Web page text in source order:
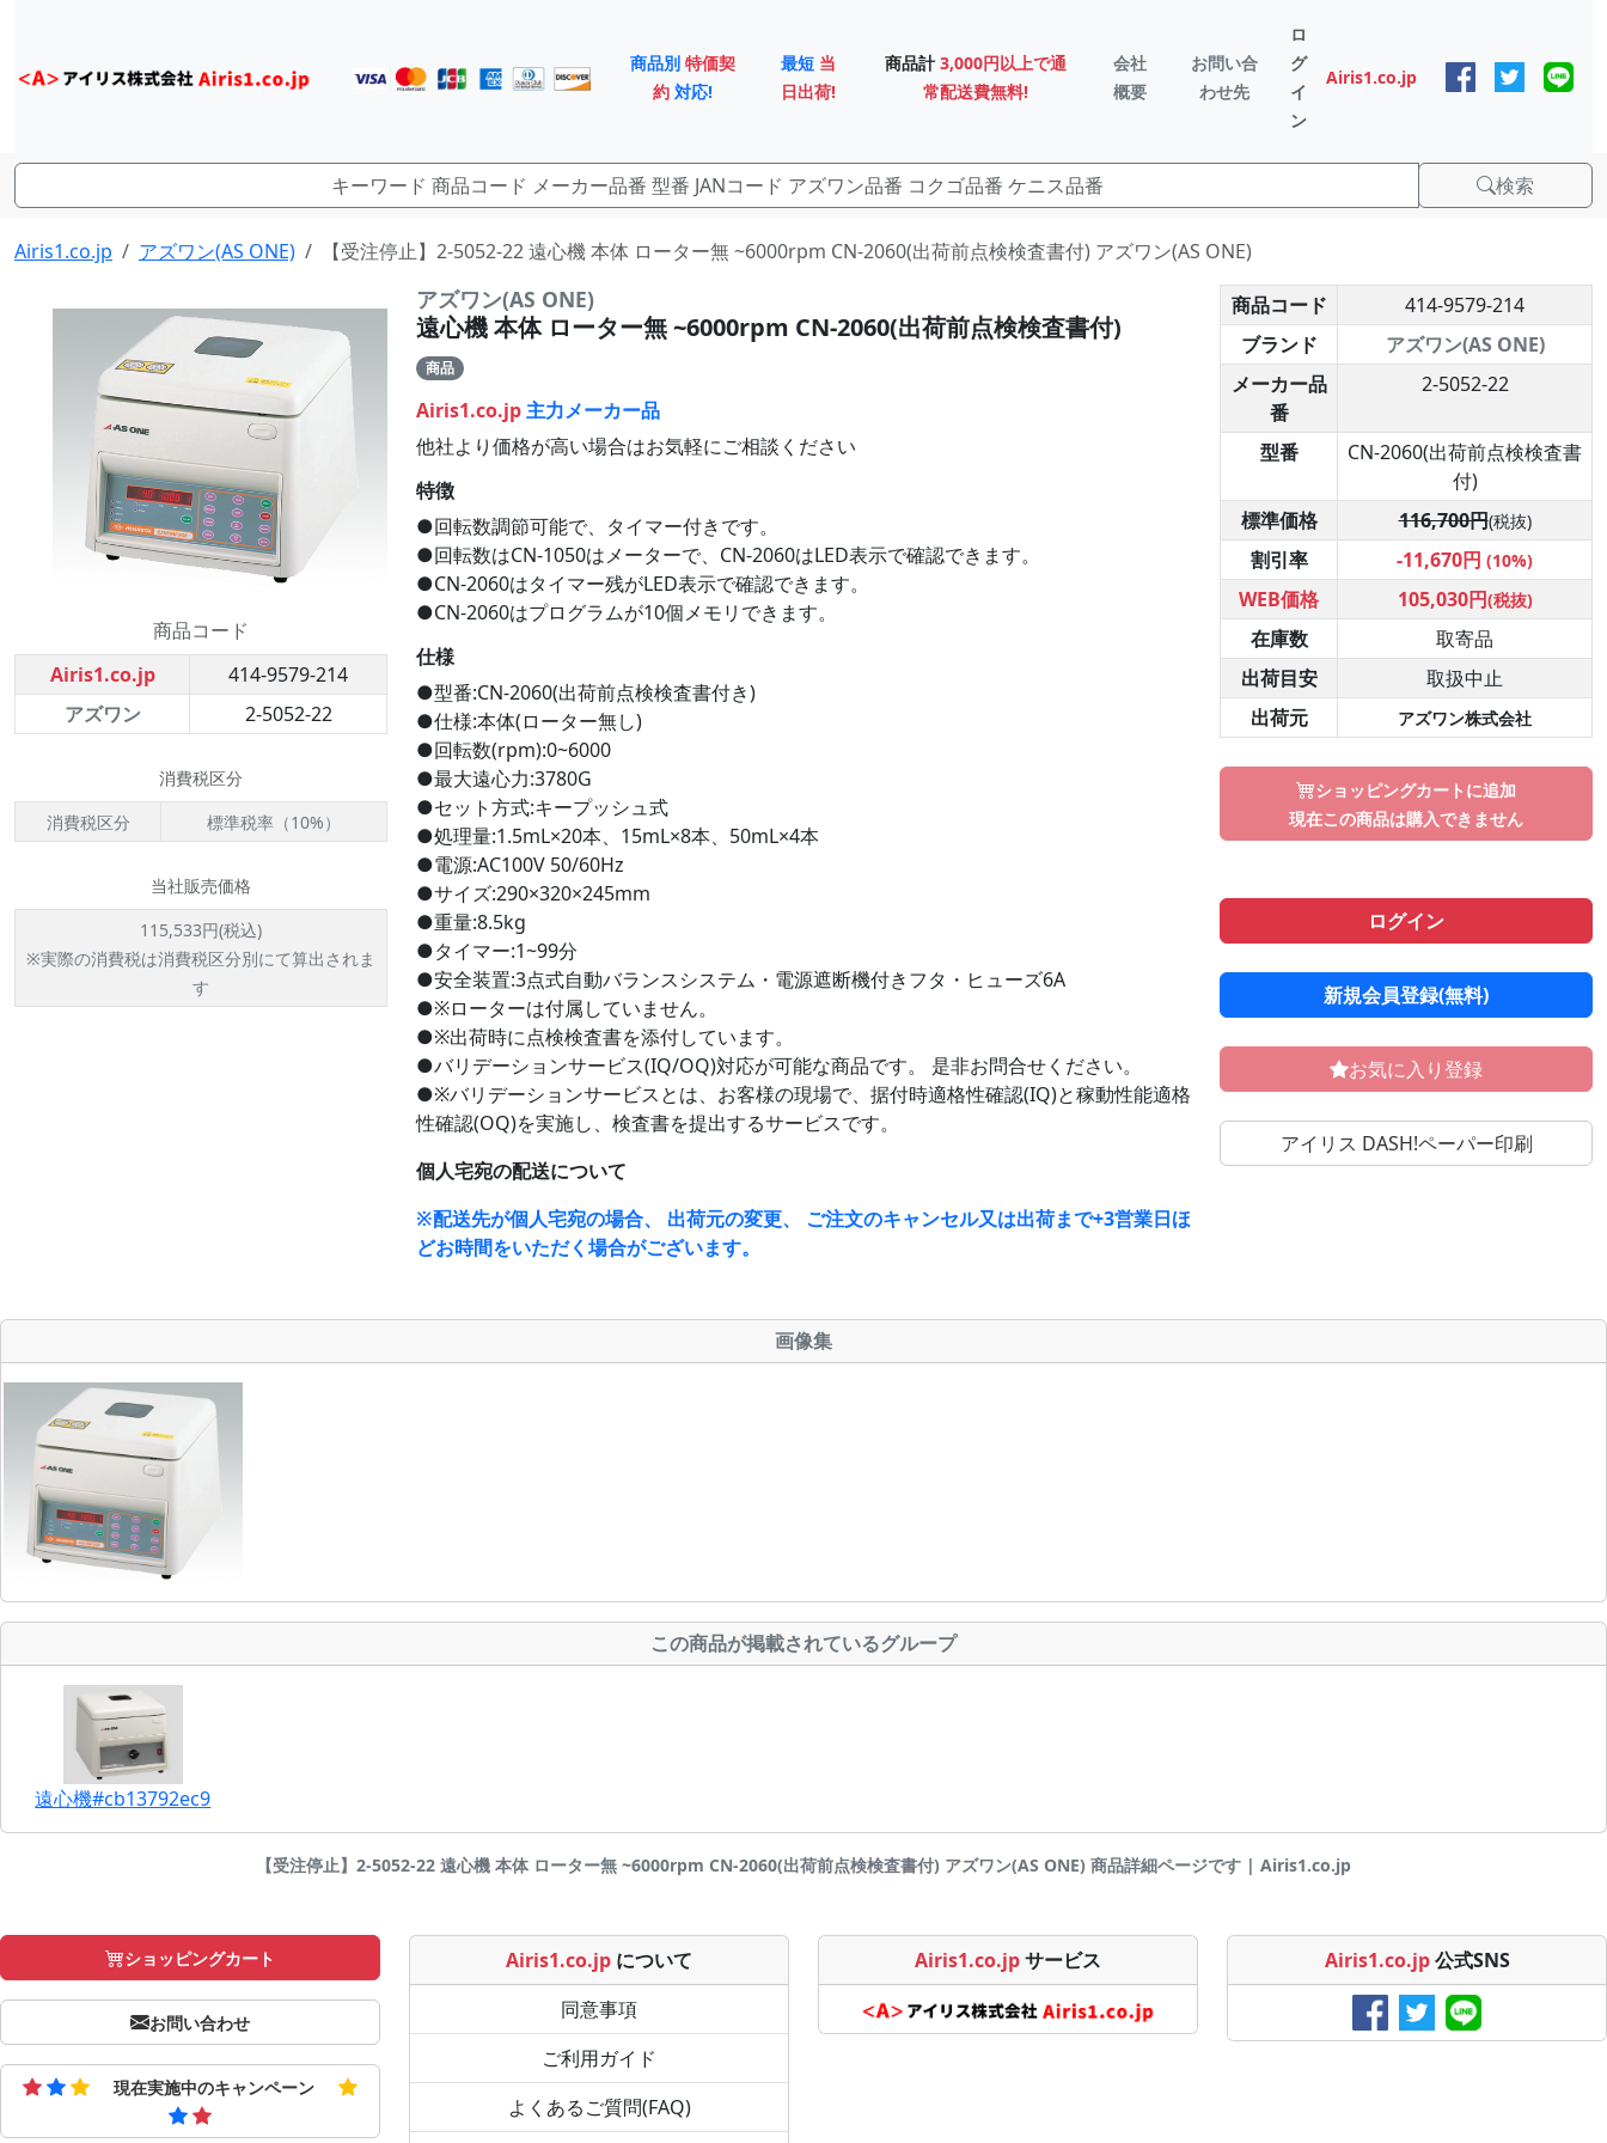
商品別 特価契
約 対応!
最短 当
日出荷!
商品計 3,000円以上で通
常配送費無料!
会社
概要
お問い合
わせ先
ロ
グ
イ
ン
Airis1.co.jp
検索
Airis1.co.jp アズワン(AS ONE) 【受注停止】2-5052-22 遠心機 本体 ローター無 ~6000rpm CN-2060(出荷前点検検査書付) アズワン(AS ONE)
商品コード
Airis1.co.jp
414-9579-214
アズワン
2-5052-22
消費税区分
消費税区分
標準税率（10%）
当社販売価格
115,533円(税込)
※実際の消費税は消費税区分別にて算出されま
す
アズワン(AS ONE)
遠心機 本体 ローター無 ~6000rpm CN-2060(出荷前点検検査書付)
商品
Airis1.co.jp主力メーカー品
他社より価格が高い場合はお気軽にご相談ください
特徴
●回転数調節可能で、タイマー付きです。
●回転数はCN-1050はメーターで、CN-2060はLED表示で確認できます。
●CN-2060はタイマー残がLED表示で確認できます。
●CN-2060はプログラムが10個メモリできます。
仕様
●型番:CN-2060(出荷前点検検査書付き)
●仕様:本体(ローター無し)
●回転数(rpm):0~6000
●最大遠心力:3780G
●セット方式:キープッシュ式
●処理量:1.5mL×20本、15mL×8本、50mL×4本
●電源:AC100V 50/60Hz
●サイズ:290×320×245mm
●重量:8.5kg
●タイマー:1~99分
●安全装置:3点式自動バランスシステム・電源遮断機付きフタ・ヒューズ6A
●※ローターは付属していません。
●※出荷時に点検検査書を添付しています。
●バリデーションサービス(IQ/OQ)対応が可能な商品です。 是非お問合せください。
●※バリデーションサービスとは、お客様の現場で、据付時適格性確認(IQ)と稼動性能適格
性確認(OQ)を実施し、検査書を提出するサービスです。
個人宅宛の配送について
※配送先が個人宅宛の場合、 出荷元の変更、 ご注文のキャンセル又は出荷まで+3営業日ほ
どお時間をいただく場合がございます。
商品コード
414-9579-214
ブランド
アズワン(AS ONE)
メーカー品
番
2-5052-22
型番
CN-2060(出荷前点検検査書
付)
標準価格
116,700円(税抜)
割引率 -11,670円 (10%)
WEB価格 105,030円(税抜)
在庫数
取寄品
出荷目安
取扱中止
出荷元
アズワン株式会社
ショッピングカートに追加
現在この商品は購入できません
ログイン
新規会員登録(無料)
お気に入り登録
アイリス DASH!ペーパー印刷
画像集
この商品が掲載されているグループ
遠心機#cb13792ec9
【受注停止】2-5052-22 遠心機 本体 ローター無 ~6000rpm CN-2060(出荷前点検検査書付) アズワン(AS ONE) 商品詳細ページです | Airis1.co.jp
ショッピングカート
お問い合わせ
現在実施中のキャンペーン
Airis1.co.jp について
同意事項
ご利用ガイド
よくあるご質問(FAQ)
Airis1.co.jpサービス Airis1.co.jp 公式SNS